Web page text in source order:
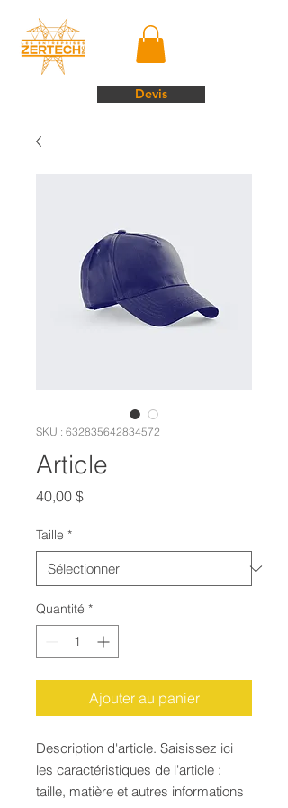
Devis
SKU : 632835642834572
Article
40,00 $Prix
Taille *
Quantité *
Ajouter au panier
Description d'article. Saisissez ici
les caractéristiques de l'article :
taille, matière et autres informations